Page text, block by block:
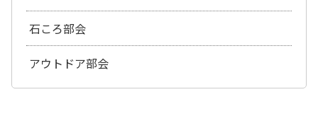
石ころ部会
アウトドア部会